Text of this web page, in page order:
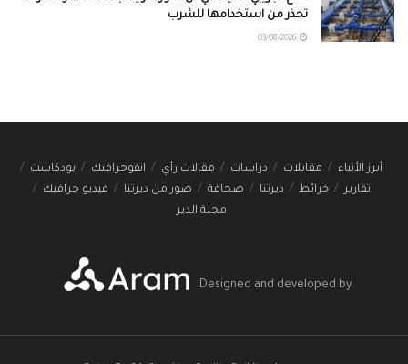
تحذر من استخدامها للشرب
أبرز الأنباء مقابلات دراسات مقالات رأي انفوجرافيك
بودكاست
تقارير
خرائط ديرتنا صحافة صور من ديرتنا
فيديو جرافيك
مجلة الدير
Designed and developed by